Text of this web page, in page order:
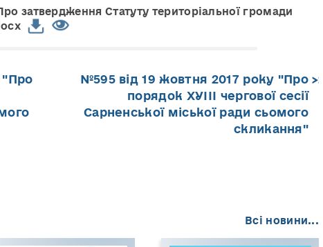
затвердження Статуту територіальної громади
"Про
№595 від 19 жовтня 2017 року "Про
порядок ХУІІІ чергової сесії
Сарненської міської ради сьомого
скликання"
Всі новини...